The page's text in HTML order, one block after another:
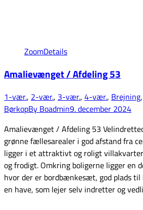
ZoomDetails
Amalievænget / Afdeling 53
1-vær., 2-vær., 3-vær., 4-vær., Brejning,
BørkopBy Boadmin9. december 2024
Amalievænget / Afdeling 53
grønne fællesarealer i god afstand fra
ligger i et attraktivt og roligt
og frodigt. Omkring boligerne ligger en
hvor der er bordbænkesæt, god plads til
en have, som lejer selv indretter og